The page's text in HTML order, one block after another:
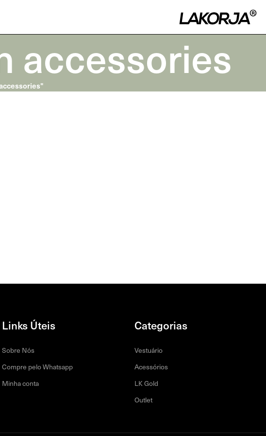
accessories
Links Úteis
Sobre Nós
Compre pelo Whatsapp
Minha conta
Categorias
Vestuário
Acessórios
LK Gold
Outlet